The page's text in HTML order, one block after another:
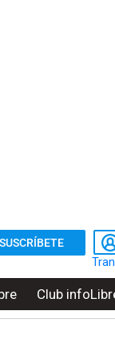
SUSCRÍBETE
Club